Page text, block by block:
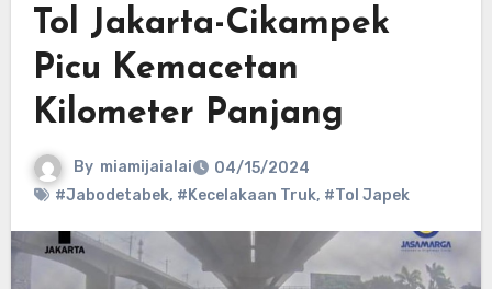
Tol Jakarta-Cikampek
Picu Kemacetan
Kilometer Panjang
By miamijaialai
04/15/2024
#Jabodetabek, #Kecelakaan Truk, #Tol Japek